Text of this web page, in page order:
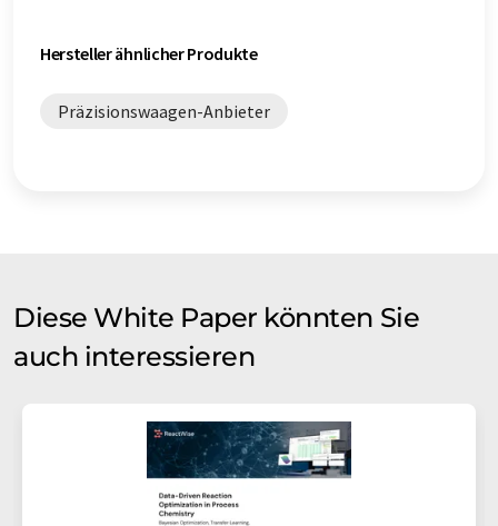
Produkte für Zellkultur-Überwachung
Hersteller ähnlicher Produkte
Präzisionswaagen-Anbieter
Diese White Paper könnten Sie
auch interessieren